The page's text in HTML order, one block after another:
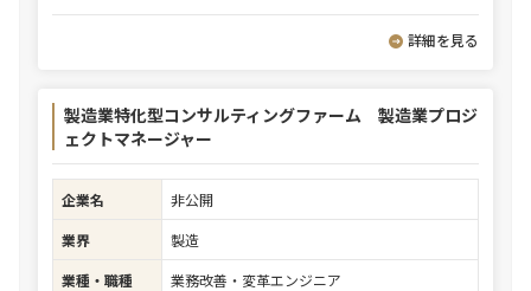
詳細を見る
製造業特化型コンサルティングファーム 製造業プロジ
ェクトマネージャー
企業名
非公開
業界
製造
業種・職種
業務改善・変革エンジニア